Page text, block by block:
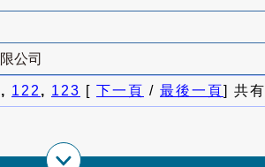
公司
122, 123 [ 下一頁 / 最後一頁] 共有